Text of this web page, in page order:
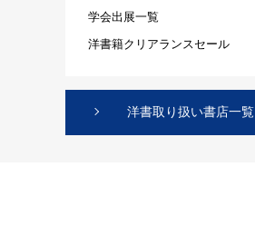
学会出展一覧
洋書籍クリアランスセール
洋書取り扱い書店一覧